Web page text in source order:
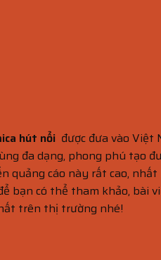
hút nổi được đưa vào Việt
đa dạng, phong phú tạo
cáo này rất cao,
bạn có thể tham khảo,
trên thị trường nhé!